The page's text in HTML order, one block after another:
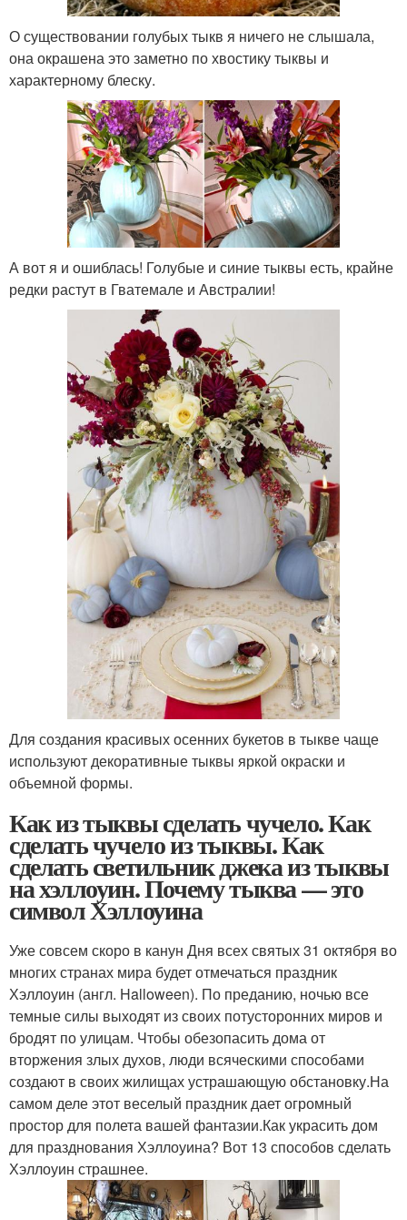
О существовании голубых тыкв я ничего не слышала,
она окрашена это заметно по хвостику тыквы и
характерному блеску.
А вот я и ошиблась! Голубые и синие тыквы есть, крайне
редки растут в Гватемале и Австралии!
Для создания красивых осенних букетов в тыкве чаще
используют декоративные тыквы яркой окраски и
объемной формы.
Как из тыквы сделать чучело. Как
сделать чучело из тыквы. Как
сделать светильник джека из тыквы
на хэллоуин. Почему тыква — это
символ Хэллоуина
Уже совсем скоро в канун Дня всех святых 31 октября во
многих странах мира будет отмечаться праздник
Хэллоуин (англ. Halloween). По преданию, ночью все
темные силы выходят из своих потусторонних миров и
бродят по улицам. Чтобы обезопасить дома от
вторжения злых духов, люди всяческими способами
создают в своих жилищах устрашающую обстановку.На
самом деле этот веселый праздник дает огромный
простор для полета вашей фантазии.Как украсить дом
для празднования Хэллоуина? Вот 13 способов сделать
Хэллоуин страшнее.